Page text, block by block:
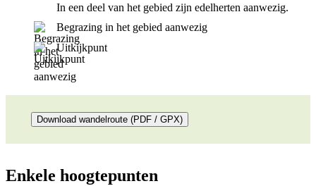
In een deel van het gebied zijn edelherten aanwezig.
Begrazing in het gebied aanwezig
Uitkijkpunt
Download wandelroute (PDF / GPX)
Enkele hoogtepunten